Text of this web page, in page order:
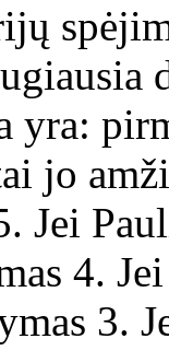
yra:
jo
Jei
4.
3.